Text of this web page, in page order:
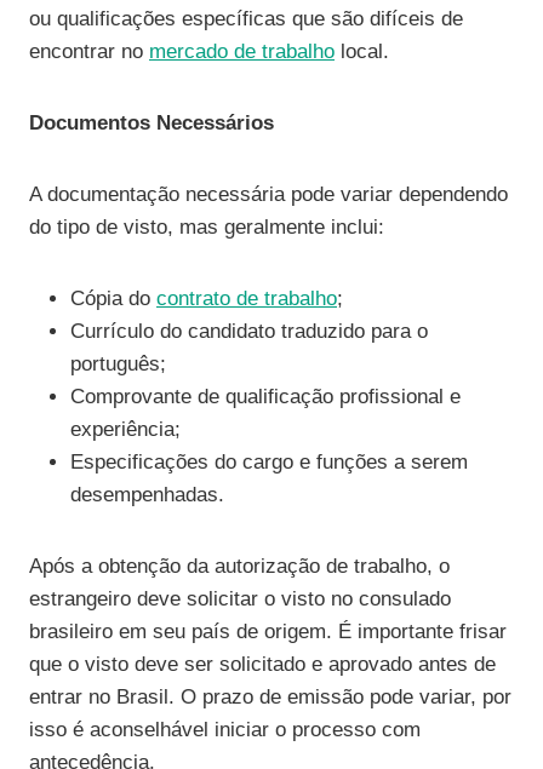
ou qualificações específicas que são difíceis de
encontrar no mercado de trabalho local.
Documentos Necessários
A documentação necessária pode variar dependendo
do tipo de visto, mas geralmente inclui:
Cópia do contrato de trabalho;
Currículo do candidato traduzido para o
português;
Comprovante de qualificação profissional e
experiência;
Especificações do cargo e funções a serem
desempenhadas.
Após a obtenção da autorização de trabalho, o
estrangeiro deve solicitar o visto no consulado
brasileiro em seu país de origem. É importante frisar
que o visto deve ser solicitado e aprovado antes de
entrar no Brasil. O prazo de emissão pode variar, por
isso é aconselhável iniciar o processo com
antecedência.